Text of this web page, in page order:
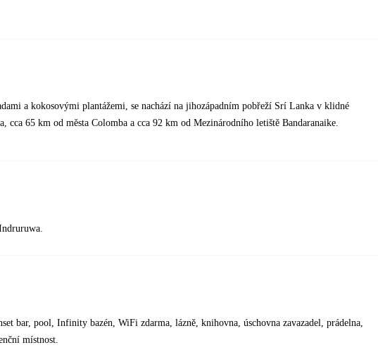
a kokosovými plantážemi, se nachází na jihozápadním pobřeží Srí Lanka v klidné
cca 65 km od města Colomba a cca 92 km od Mezinárodního letiště Bandaranaike.
bar, pool, Infinity bazén, WiFi zdarma, lázně, knihovna, úschovna zavazadel, prádelna,
místnost.